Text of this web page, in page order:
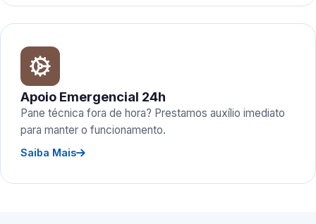
Apoio Emergencial 24h
Pane técnica fora de hora? Prestamos auxílio imediato
para manter o funcionamento.
Saiba Mais